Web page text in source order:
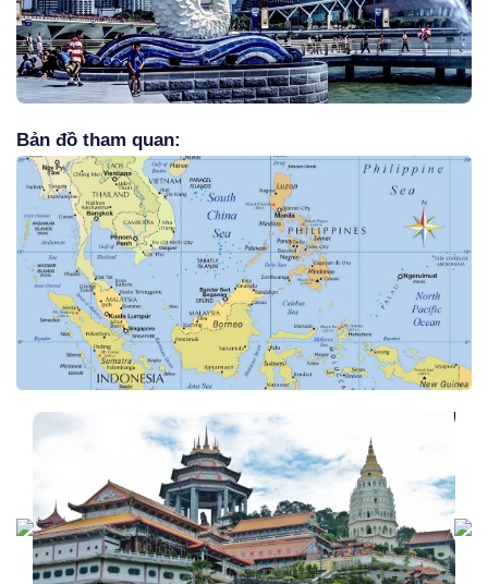
Bản đồ tham quan: